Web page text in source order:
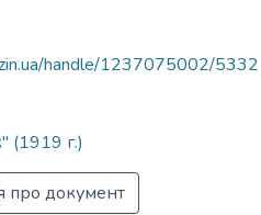
handle/1237075002/5332
(1919 г.)
про документ